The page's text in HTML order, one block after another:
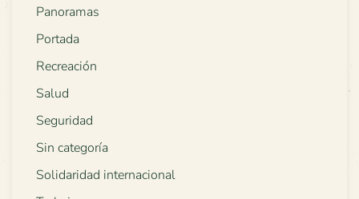
Panoramas
Portada
Recreación
Salud
Seguridad
Sin categoría
Solidaridad internacional